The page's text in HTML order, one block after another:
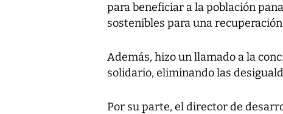
para beneficiar a la población
sostenibles para una
Además, hizo un llamado a la
solidario, eliminando las
Por su parte, el director de